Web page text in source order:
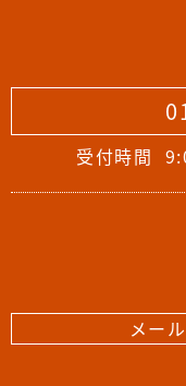
受付時間
メー